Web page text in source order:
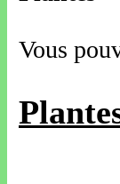
Vous